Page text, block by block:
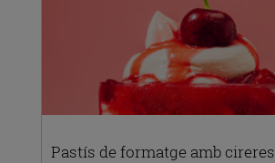
Pastís de formatge amb cireres